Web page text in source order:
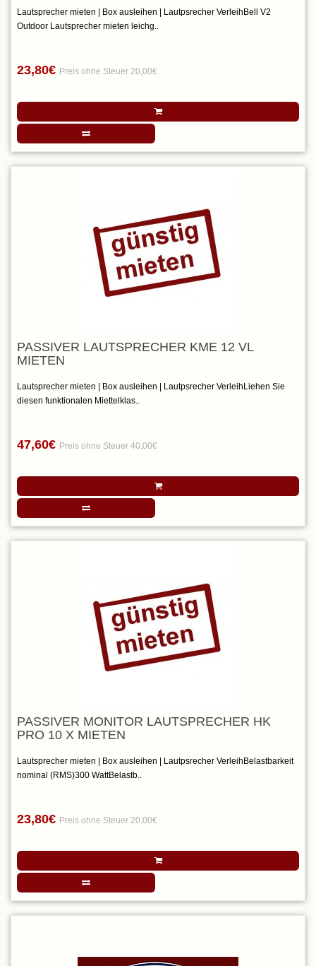
Lautsprecher mieten | Box ausleihen | Lautpsrecher VerleihBell V2
Outdoor Lautsprecher mieten leichg..
23,80€ Preis ohne Steuer 20,00€
PASSIVER LAUTSPRECHER KME 12 VL
MIETEN
Lautsprecher mieten | Box ausleihen | Lautpsrecher VerleihLiehen Sie
diesen funktionalen Miettelklas..
47,60€ Preis ohne Steuer 40,00€
PASSIVER MONITOR LAUTSPRECHER HK
PRO 10 X MIETEN
Lautsprecher mieten | Box ausleihen | Lautpsrecher VerleihBelastbarkeit
nominal (RMS)300 WattBelastb..
23,80€ Preis ohne Steuer 20,00€